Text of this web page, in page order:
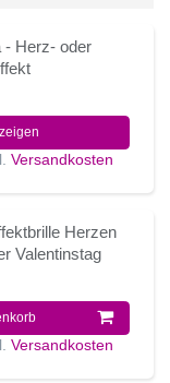
- Herz- oder
Versandkosten
Herzen
Valentinstag
Versandkosten